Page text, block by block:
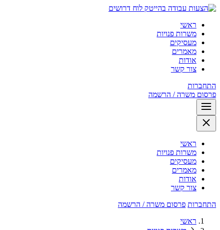
לוח דרושים
ראשי
משרות פנויות
מעסיקים
מאמרים
אודות
צור קשר
התחברות
פרסום משרה / הרשמה
ראשי
משרות פנויות
מעסיקים
מאמרים
אודות
צור קשר
התחברות פרסום משרה / הרשמה
ראשי